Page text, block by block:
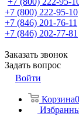
+7 (800) 222-95-10
+7 (846) 201-76-11
+7 (846) 202-77-81
Заказать звонок
Задать вопрос
Войти
Корзина0